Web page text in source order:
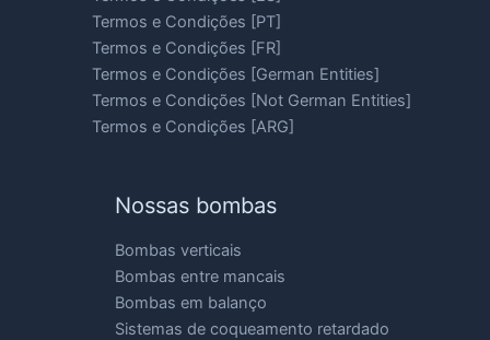
Termos e Condições [PT]
Termos e Condições [FR]
Termos e Condições [German Entities]
Termos e Condições [Not German Entities]
Termos e Condições [ARG]
Nossas bombas
Bombas verticais
Bombas entre mancais
Bombas em balanço
Sistemas de coqueamento retardado